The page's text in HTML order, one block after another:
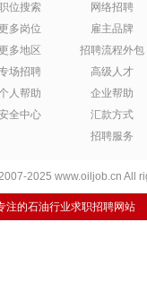
位搜索
多岗位
多地区
场招聘
人帮助
全中心
网络招聘
雇主品牌
招聘流程外包
高级人才
企业帮助
汇款方式
招聘服务
2025 www.oiljob.cn All
注的石油行业求职招聘网站